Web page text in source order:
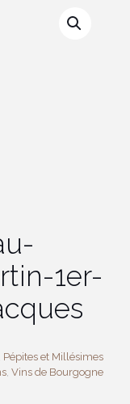
1er-
Pépites et Millésimes
, Vins de Bourgogne